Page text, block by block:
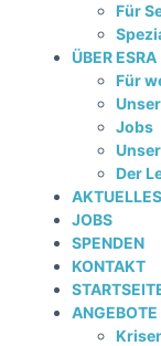
Für
ÜBER ESRA
Für
Jobs
Der
AKTUELLES
JOBS
SPENDEN
KONTAKT
ANGEBOTE